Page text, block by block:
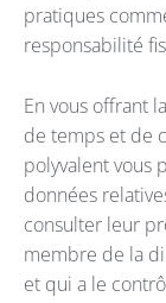
pratiques
responsabilité
En vous offrant
de temps et de
polyvalent vous
données
consulter leur
membre de la
et qui a le